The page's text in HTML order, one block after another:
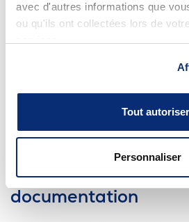
avec d'autres informations que
ou qu'ils ont collectées lors de
Tout autoriser
Personnaliser
outils et des logiciels spécialisés.
CePROGRAMMEest pour toi si :
Tu aimes le dessin technique.
Techniciennes et
documentation